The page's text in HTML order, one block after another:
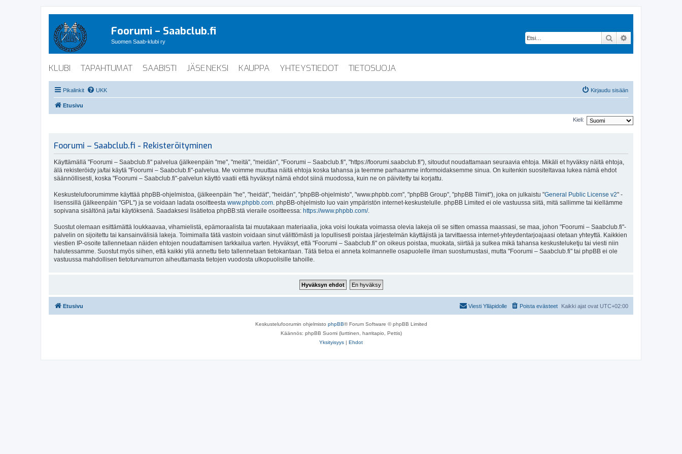
Foorumi – Saabclub.fi
Suomen Saab-klubi ry Etsi
KLUBI TAPAHTUMAT SAABISTI JÄSENEKSI KAUPPA YHTEYSTIEDOT TIETOSUOJA
Pikalinkit UKK Kirjaudu sisään
Etusivu
Kieli:
Foorumi – Saabclub.fi - Rekisteröityminen
Käyttämällä "Foorumi – Saabclub.fi" palvelua (jälkeenpäin "me", "meitä", "meidän", "Foorumi – Saabclub.fi", "https://foorumi.saabclub.fi"), sitoudut noudattamaan seuraavia ehtoja. Mikäli et hyväksy näitä ehtoja,
älä rekisteröidy ja/tai käytä "Foorumi – Saabclub.fi"-palvelua. Me voimme muuttaa näitä ehtoja koska tahansa ja teemme parhaamme informoidaksemme sinua. On kuitenkin suositeltavaa lukea nämä ehdot
säännöllisesti, koska "Foorumi – Saabclub.fi"-palvelun käyttö vaatii että hyväksyt nämä ehdot siinä muodossa, kuin ne on päivitetty tai korjattu.
Keskustelufoorumimme käyttää phpBB-ohjelmistoa, (jälkeenpäin "he", "heidät", "heidän", "phpBB-ohjelmisto", "www.phpbb.com", "phpBB Group", "phpBB Tiimit"), joka on julkaistu "General Public License v2" -
lisenssillä (jälkeenpäin "GPL") ja se voidaan ladata osoitteesta www.phpbb.com. phpBB-ohjelmisto luo vain ympäristön internet-keskustelulle. phpBB Limited ei ole vastuussa siitä, mitä sallimme tai kiellämme
sopivana sisältönä ja/tai käytöksenä. Saadaksesi lisätietoa phpBB:stä vieraile osoitteessa: https://www.phpbb.com/.
Suostut olemaan esittämättä loukkaavaa, vihamielistä, epämoraalista tai muutakaan materiaalia, joka voisi loukata voimassa olevia lakeja oli se sitten omassa maassasi, se maa, johon "Foorumi – Saabclub.fi"-
palvelin on sijoitettu tai kansainvälisiä lakeja. Toimimalla tätä vastoin voidaan sinut välittömästi ja lopullisesti poistaa järjestelmän käyttäjistä ja tarvittaessa internet-yhteydentarjoajaasi otetaan yhteyttä. Kaikkien
viestien IP-osoite tallennetaan näiden ehtojen noudattamisen tarkkailua varten. Hyväksyt, että "Foorumi – Saabclub.fi" on oikeus poistaa, muokata, siirtää ja sulkea mikä tahansa keskusteluketju tai viesti niin
halutessamme. Suostut myös siihen, että kaikki yllä annettu tieto tallennetaan tietokantaan. Tätä tietoa ei anneta kolmannelle osapuolelle ilman suostumustasi, mutta "Foorumi – Saabclub.fi" tai phpBB ei ole
vastuussa mahdollisen tietoturvamurron aiheuttamasta tietojen vuodosta ulkopuolisille tahoille.
Etusivu Kaikki ajat ovat UTC+02:00
Poista evästeet
Viesti Ylläpidolle
Keskustelufoorumin ohjelmisto phpBB® Forum Software © phpBB Limited
Käännös: phpBB Suomi (lurttinen, harritapio, Pettis)
Yksityisyys | Ehdot